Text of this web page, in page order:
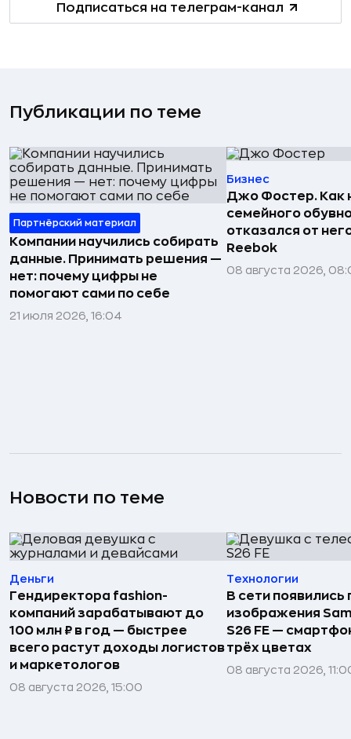
Подписаться на телеграм-канал
Публикации по теме
Партнёрский материал
Компании научились собирать
данные. Принимать решения —
нет: почему цифры не
помогают сами по себе
21 июля 2026, 16:04
Бизнес
Джо Фостер. Как
семейного
отказался от
Reebok
08 августа 2026,
Новости по теме
Деньги
Гендиректора fashion-
компаний зарабатывают до
100 млн ₽ в год — быстрее
всего растут доходы логистов
и маркетологов
08 августа 2026, 15:00
Технологии
В сети появились
изображения
S26 FE —
трёх цветах
08 августа 2026,